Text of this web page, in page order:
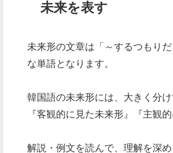
未来を表す
未来形の文章は「～するつもり
な単語となります。
韓国語の未来形には、大きく分
『客観的に見た未来形』『主観
解説・例文を読んで、理解を深め